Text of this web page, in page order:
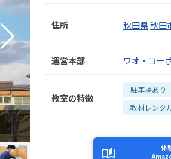
住所 秋田県秋田
運営本部 ワオ・コー
教室の特徴
駐車場あり
教材レンタ
体